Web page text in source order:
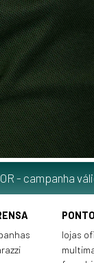
- campanha
lojas